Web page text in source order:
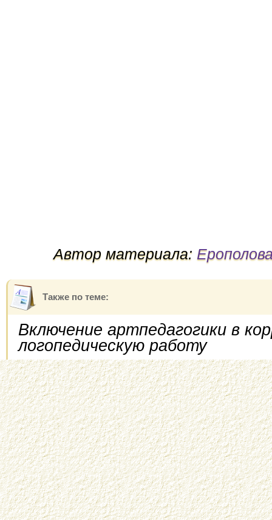
Автор материала:
Также по теме:
Включение артпедагогики в
логопедическую работу